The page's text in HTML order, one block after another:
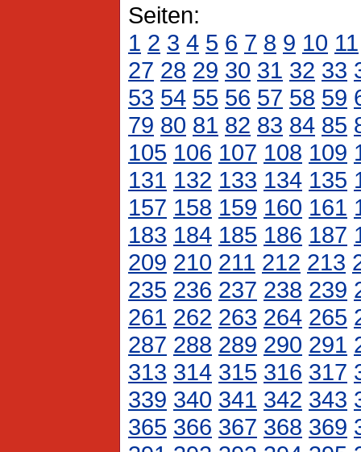
Seiten:
1 2 3 4 5 6 7 8 9 10 11
27 28 29 30 31 32 33
53 54 55 56 57 58 59
79 80 81 82 83 84 85
105 106 107 108 109
131 132 133 134 135
157 158 159 160 161
183 184 185 186 187
209 210 211 212 213
235 236 237 238 239
261 262 263 264 265
287 288 289 290 291
313 314 315 316 317
339 340 341 342 343
365 366 367 368 369